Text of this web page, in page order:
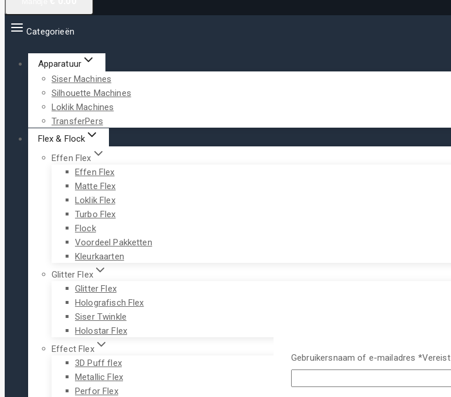
Categorieën
Apparatuur
Siser Machines
Silhouette Machines
Loklik Machines
TransferPers
Flex & Flock
Effen Flex
Effen Flex
Matte Flex
Loklik Flex
Turbo Flex
Flock
Voordeel Pakketten
Kleurkaarten
Glitter Flex
Glitter Flex
Holografisch Flex
Siser Twinkle
Holostar Flex
Effect Flex
3D Puff flex
Metallic Flex
Perfor Flex
Gebruikersnaam of e-mailadres *Vereist